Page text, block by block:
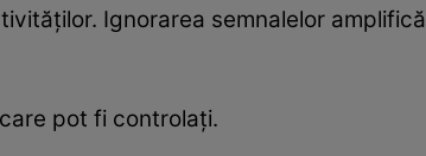
Ignorarea semnalelor amplifică
pot fi controlați.